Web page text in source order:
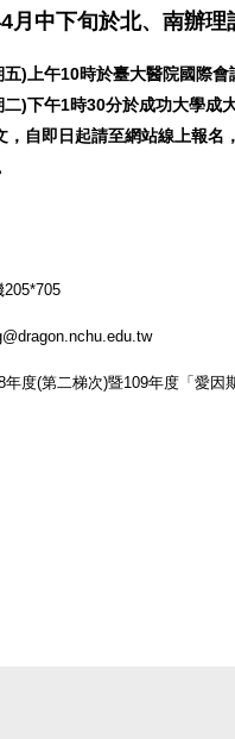
4月中下旬於北、南辦理
)上午10時於臺大醫院國際
)下午1時30分於成功大學成
，自即日起請至網站線上報
205*705
年度(第二梯次)暨109年度「愛